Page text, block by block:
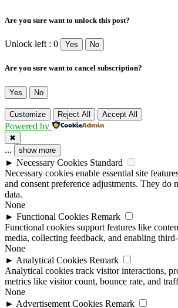
Are you sure want to unlock this post?
Unlock left : 0 Yes No
Are you sure want to cancel subscription?
Yes No
Customize Reject All Accept All
Powered by
✖
... show more
► Necessary Cookies Standard
Necessary cookies enable essential site
and consent preference adjustments. They do
data.
None
► Functional Cookies Remark
Functional cookies support features like
media, collecting feedback, and enabling
None
► Analytical Cookies Remark
Analytical cookies track visitor interactions,
metrics like visitor count, bounce rate, and
None
► Advertisement Cookies Remark